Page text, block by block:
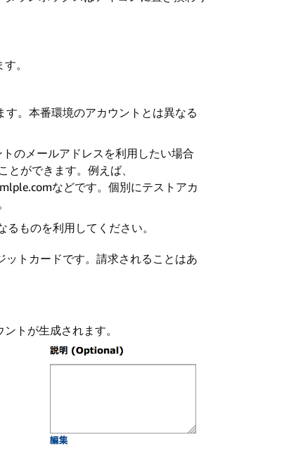
。
す。本番環境のアカウントとは異なる
のメールアドレスを利用したい場合
ができます。例えば、
などです。個別にテストアカ
ものを利用してください。
トカードです。請求されることはあ
トが生成されます。